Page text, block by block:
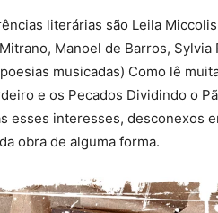
literárias são Leila
Manoel de Barros,
musicadas) Como lê
e os Pecados Dividindo o
esses interesses, desconexos
obra de alguma forma.